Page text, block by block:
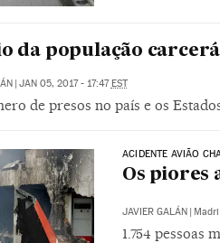
da população
JAN 05, 2017 - 17:47 EST
de presos no país e os
ACIDENTE AVIÃO
Os piores
JAVIER GALÁN | Madri
1.754 pessoas